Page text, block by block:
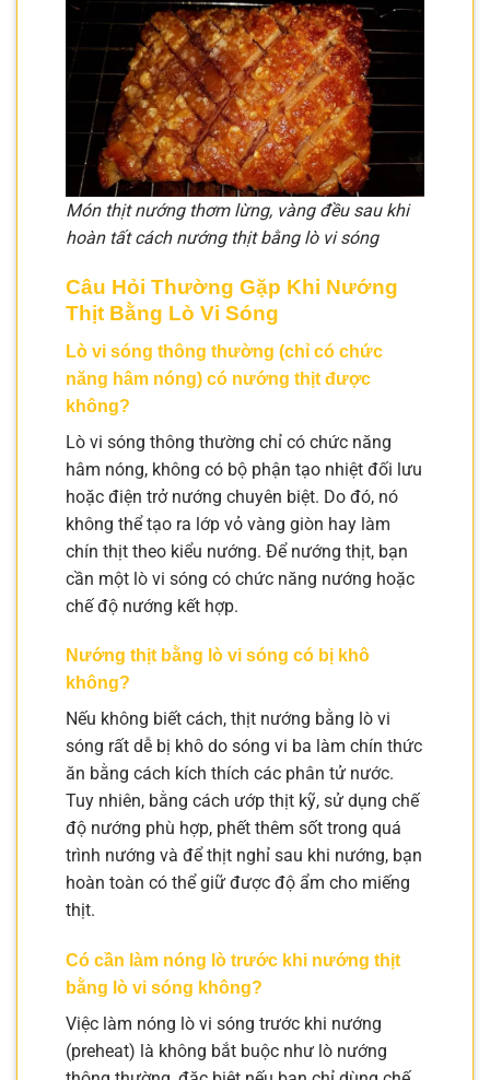
Món thịt nướng thơm lừng, vàng đều sau khi
hoàn tất cách nướng thịt bằng lò vi sóng
Câu Hỏi Thường Gặp Khi Nướng
Thịt Bằng Lò Vi Sóng
Lò vi sóng thông thường (chỉ có chức
năng hâm nóng) có nướng thịt được
không?
Lò vi sóng thông thường chỉ có chức năng
hâm nóng, không có bộ phận tạo nhiệt đối lưu
hoặc điện trở nướng chuyên biệt. Do đó, nó
không thể tạo ra lớp vỏ vàng giòn hay làm
chín thịt theo kiểu nướng. Để nướng thịt, bạn
cần một lò vi sóng có chức năng nướng hoặc
chế độ nướng kết hợp.
Nướng thịt bằng lò vi sóng có bị khô
không?
Nếu không biết cách, thịt nướng bằng lò vi
sóng rất dễ bị khô do sóng vi ba làm chín thức
ăn bằng cách kích thích các phân tử nước.
Tuy nhiên, bằng cách ướp thịt kỹ, sử dụng chế
độ nướng phù hợp, phết thêm sốt trong quá
trình nướng và để thịt nghỉ sau khi nướng, bạn
hoàn toàn có thể giữ được độ ẩm cho miếng
thịt.
Có cần làm nóng lò trước khi nướng thịt
bằng lò vi sóng không?
Việc làm nóng lò vi sóng trước khi nướng
(preheat) là không bắt buộc như lò nướng